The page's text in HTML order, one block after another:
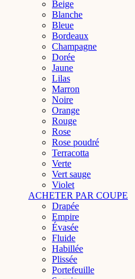
Beige
Blanche
Bleue
Bordeaux
Champagne
Dorée
Jaune
Lilas
Marron
Noire
Orange
Rouge
Rose
Rose poudré
Terracotta
Verte
Vert sauge
Violet
ACHETER PAR COUPE
Drapée
Empire
Évasée
Fluide
Habillée
Plissée
Portefeuille